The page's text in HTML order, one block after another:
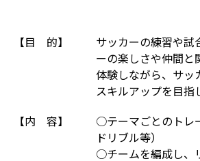
【目 的】
サッカーの練習や試
ーの楽しさや仲間と
体験しながら、サッ
スキルアップを目指
【内 容】
○テーマごとのトレ
ドリブル等）
○チームを編成し、